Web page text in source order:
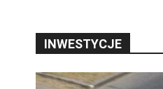
INWESTYCJE